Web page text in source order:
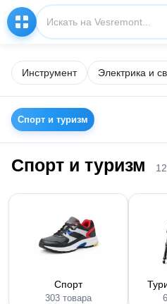
Инструмент Электрика и
Спорт и туризм
Спорт и туризм
Спорт
303 товара